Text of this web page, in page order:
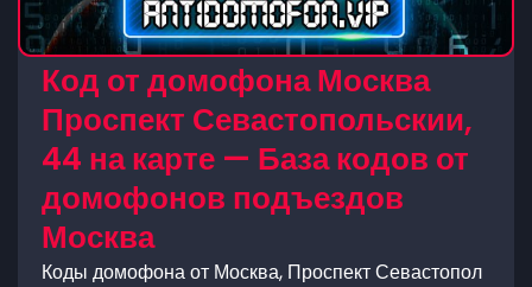
Код от домофона Москва
Проспект Севастопольскии,
44 на карте — База кодов от
домофонов подъездов
Москва
Коды домофона от Москва, Проспект Севастопол